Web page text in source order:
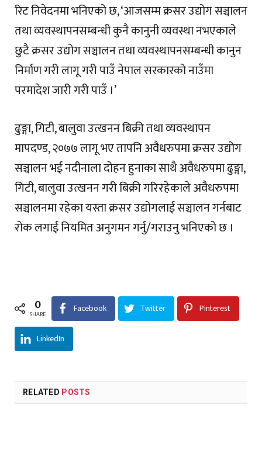
रिट निवेदनमा भनिएको छ, ‘आजसम्म क्रसर उद्योग सञ्चालन
तथा व्यवस्थापनसम्बन्धी कुनै कानुनी व्यवस्था नभएकाले
छुटै क्रसर उद्योग सञ्चालन तथा व्यवस्थापनसम्बन्धी कानुन
निर्माण गरी लागू गरी पाउँ नेपाल सरकारको नाउँमा
परमादेश जारी गरी पाउँ ।’
ढुङ्गा, गिटी, बालुवा उत्खनन बिक्री तथा व्यवस्थापन
मापदण्ड, २०७७ लागू भए तापनि अवैधरुपमा क्रसर उद्योग
सञ्चालन भई नदीनाला दोहन हुनाका साथै अवैधरुपमा ढुङ्गा,
गिटी, बालुवा उत्खनन गरी बिक्री गरिरहेकाले अवैधरुपमा
सञ्चालनमा रहेका यस्ता क्रसर उद्योगलाई सञ्चालन गर्नबाट
रोक लगाई नियमित अनुगमन गर्नु/गराउनु भनिएको छ ।
0
SHARE Facebook Twitter Pinterest
LinkedIn
RELATED POSTS